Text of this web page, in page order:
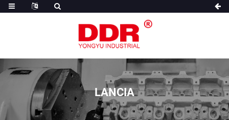
LANCIA